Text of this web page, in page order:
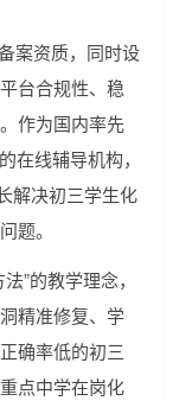
案资质，同时设
台合规性、稳
作为国内率先
在线辅导机构，
解决初三学生化
题。
”的教学理念，
精准修复、学
确率低的初三
点中学在岗化